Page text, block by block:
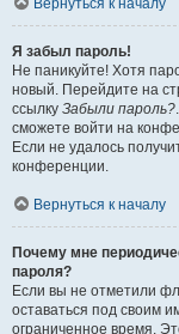
Вернуться к началу
Я забыл пароль!
Не паникуйте! Хотя
новый. Перейдите на
ссылку Забыли пароль?
сможете войти на
Если не удалось
конференции.
Вернуться к началу
Почему мне
пароля?
Если вы не отметили
оставаться под своим
ограниченное время.